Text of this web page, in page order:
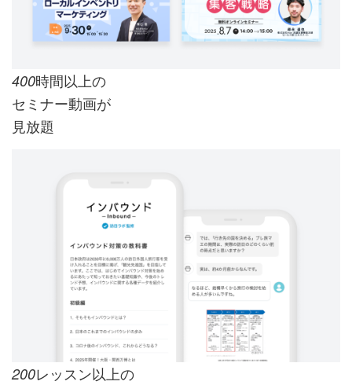
400時間以上の
セミナー動画が
見放題
200レッスン以上の